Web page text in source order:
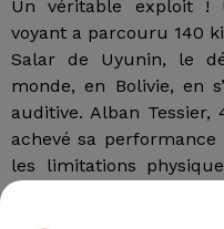
Un véritable exploit !
voyant a parcouru 140
Salar de Uyunin, le
monde, en Bolivie, en
auditive. Alban Tessier,
achevé sa
les limitations
professeur tirait